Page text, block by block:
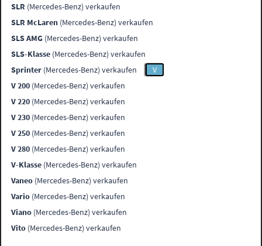
SLR (Mercedes-Benz) verkaufen
SLR McLaren (Mercedes-Benz) verkaufen
SLS AMG (Mercedes-Benz) verkaufen
SLS-Klasse (Mercedes-Benz) verkaufen
Sprinter (Mercedes-Benz) verkaufen
V
V 200 (Mercedes-Benz) verkaufen
V 220 (Mercedes-Benz) verkaufen
V 230 (Mercedes-Benz) verkaufen
V 250 (Mercedes-Benz) verkaufen
V 280 (Mercedes-Benz) verkaufen
V-Klasse (Mercedes-Benz) verkaufen
Vaneo (Mercedes-Benz) verkaufen
Vario (Mercedes-Benz) verkaufen
Viano (Mercedes-Benz) verkaufen
Vito (Mercedes-Benz) verkaufen